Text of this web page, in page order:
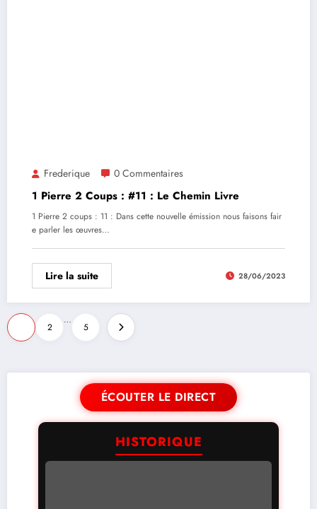
Frederique 0 Commentaires
1 Pierre 2 Coups : #11 : Le Chemin Livre
1 Pierre 2 coups : 11 : Dans cette nouvelle émission nous faisons fair
e parler les œuvres…
Lire la suite 28/06/2023
2
…
5
ÉCOUTER LE DIRECT
HISTORIQUE